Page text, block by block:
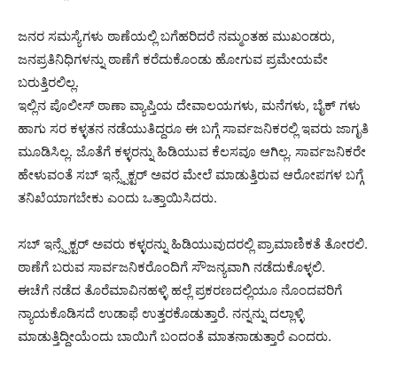
ಜನರ ಸಮಸ್ಯೆಗಳು ಠಾಣೆಯಲ್ಲಿ ಬಗೆಹರಿದರೆ ನಮ್ಮಂತಹ ಮುಖಂಡರು,
ಜನಪ್ರತಿನಿಧಿಗಳನ್ನು ಠಾಣೆಗೆ ಕರೆದುಕೊಂಡು ಹೋಗುವ ಪ್ರಮೇಯವೇ
ಬರುತ್ತಿರಲಿಲ್ಲ.
ಇಲ್ಲಿನ ಪೊಲೀಸ್ ಠಾಣಾ ವ್ಯಾಪ್ತಿಯ ದೇವಾಲಯಗಳು, ಮನೆಗಳು, ಬೈಕ್ ಗಳು
ಹಾಗು ಸರ ಕಳ್ಳತನ ನಡೆಯುತಿದ್ದರೂ ಈ ಬಗ್ಗೆ ಸಾರ್ವಜನಿಕರಲ್ಲಿ ಇವರು ಜಾಗೃತಿ
ಮೂಡಿಸಿಲ್ಲ. ಜೊತೆಗೆ ಕಳ್ಳರನ್ನು ಹಿಡಿಯುವ ಕೆಲಸವೂ ಆಗಿಲ್ಲ. ಸಾರ್ವಜನಿಕರೇ
ಹೇಳುವಂತೆ ಸಬ್ ಇನ್ಸ್ಪೆಕ್ಟರ್ ಅವರ ಮೇಲೆ ಮಾಡುತ್ತಿರುವ ಆರೋಪಗಳ ಬಗ್ಗೆ
ತನಿಖೆಯಾಗಬೇಕು ಎಂದು ಒತ್ತಾಯಿಸಿದರು.
ಸಬ್ ಇನ್ಸ್ಪೆಕ್ಟರ್ ಅವರು ಕಳ್ಳರನ್ನು ಹಿಡಿಯುವುದರಲ್ಲಿ ಪ್ರಾಮಾಣಿಕತೆ ತೋರಲಿ.
ಠಾಣೆಗೆ ಬರುವ ಸಾರ್ವಜನಿಕರೊಂದಿಗೆ ಸೌಜನ್ಯವಾಗಿ ನಡೆದುಕೊಳ್ಳಲಿ.
ಈಚೆಗೆ ನಡೆದ ತೊರೆಮಾವಿನಹಳ್ಳಿ ಹಲ್ಲೆ ಪ್ರಕರಣದಲ್ಲಿಯೂ ನೊಂದವರಿಗೆ
ನ್ಯಾಯಕೊಡಿಸದೆ ಉಡಾಫೆ ಉತ್ತರಕೊಡುತ್ತಾರೆ. ನನ್ನನ್ನು ದಲ್ಲಾಳ್ಳಿ
ಮಾಡುತ್ತಿದ್ದೀಯೆಂದು ಬಾಯಿಗೆ ಬಂದಂತೆ ಮಾತನಾಡುತ್ತಾರೆ ಎಂದರು.